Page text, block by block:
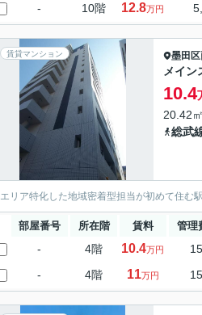
- 10階 12.8万円
賃貸マンション 墨田区
メイン
10.4
20.42
総武
エリア特化した地域密着型担当が初めて住む
部屋番号 所在階 賃料 管理
- 4階 10.4万円
- 4階 11万円